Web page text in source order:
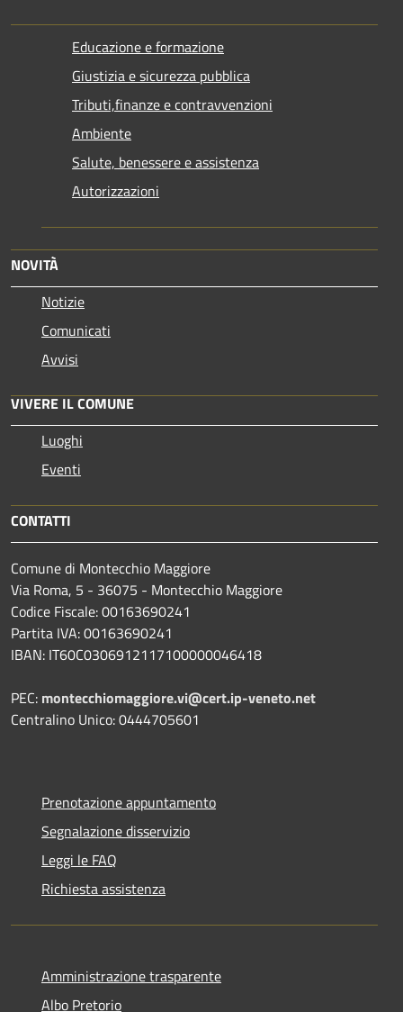
Educazione e formazione
Giustizia e sicurezza pubblica
Tributi,finanze e contravvenzioni
Ambiente
Salute, benessere e assistenza
Autorizzazioni
NOVITÀ
Notizie
Comunicati
Avvisi
VIVERE IL COMUNE
Luoghi
Eventi
CONTATTI
Comune di Montecchio Maggiore
Via Roma, 5 - 36075 - Montecchio Maggiore
Codice Fiscale: 00163690241
Partita IVA: 00163690241
IBAN: IT60C0306912117100000046418
PEC: montecchiomaggiore.vi@cert.ip-veneto.net
Centralino Unico: 0444705601
Prenotazione appuntamento
Segnalazione disservizio
Leggi le FAQ
Richiesta assistenza
Amministrazione trasparente
Albo Pretorio